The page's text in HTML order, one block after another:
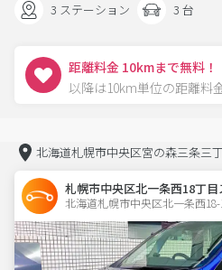
3 ステーション 3 台
距離料金 10kmまで無料！
以降は10km単位の距離料
北海道札幌市中央区宮の森三条三
札幌市中央区北一条西18丁
北海道札幌市中央区北一条西18-